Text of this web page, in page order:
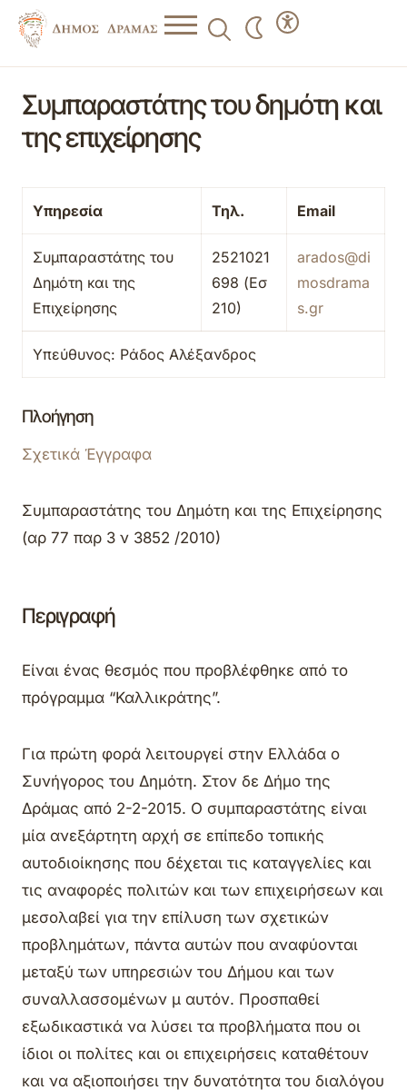
Συμπαραστάτης του δημότη και
της επιχείρησης
Υπηρεσία Τηλ. Email
Συμπαραστάτης του
Δημότη και της
Επιχείρησης
2521021
698 (Εσ
210)
arados@di
mosdrama
s.gr
Υπεύθυνος: Ράδος Αλέξανδρος
Πλοήγηση
Σχετικά Έγγραφα
Συμπαραστάτης του Δημότη και της Επιχείρησης
(αρ 77 παρ 3 ν 3852 /2010)
Περιγραφή
Είναι ένας θεσμός που προβλέφθηκε από το
πρόγραμμα “Καλλικράτης”.
Για πρώτη φορά λειτουργεί στην Ελλάδα ο
Συνήγορος του Δημότη. Στον δε Δήμο της
Δράμας από 2-2-2015. Ο συμπαραστάτης είναι
μία ανεξάρτητη αρχή σε επίπεδο τοπικής
αυτοδιοίκησης που δέχεται τις καταγγελίες και
τις αναφορές πολιτών και των επιχειρήσεων και
μεσολαβεί για την επίλυση των σχετικών
προβλημάτων, πάντα αυτών που αναφύονται
μεταξύ των υπηρεσιών του Δήμου και των
συναλλασσομένων μ αυτόν. Προσπαθεί
εξωδικαστικά να λύσει τα προβλήματα που οι
ίδιοι οι πολίτες και οι επιχειρήσεις καταθέτουν
και να αξιοποιήσει την δυνατότητα του διαλόγου